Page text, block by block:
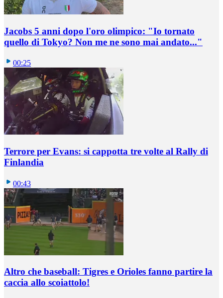
Jacobs 5 anni dopo l'oro olimpico: "Io tornato
quello di Tokyo? Non me ne sono mai andato..."
00:25
Terrore per Evans: si cappotta tre volte al Rally di
Finlandia
00:43
Altro che baseball: Tigres e Orioles fanno partire la
caccia allo scoiattolo!